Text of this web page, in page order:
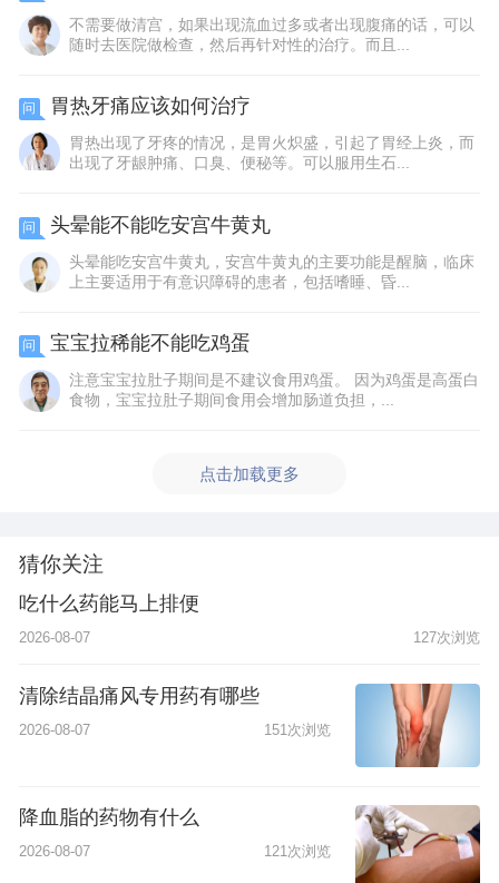
不需要做清宫，如果出现流血过多或者出现腹痛的话，可以
随时去医院做检查，然后再针对性的治疗。而且...
问 胃热牙痛应该如何治疗
胃热出现了牙疼的情况，是胃火炽盛，引起了胃经上炎，而
出现了牙龈肿痛、口臭、便秘等。可以服用生石...
问 头晕能不能吃安宫牛黄丸
头晕能吃安宫牛黄丸，安宫牛黄丸的主要功能是醒脑，临床
上主要适用于有意识障碍的患者，包括嗜睡、昏...
问 宝宝拉稀能不能吃鸡蛋
注意宝宝拉肚子期间是不建议食用鸡蛋。 因为鸡蛋是高蛋白
食物，宝宝拉肚子期间食用会增加肠道负担，...
点击加载更多
猜你关注
吃什么药能马上排便
2026-08-07 127次浏览
清除结晶痛风专用药有哪些
2026-08-07 151次浏览
降血脂的药物有什么
2026-08-07 121次浏览